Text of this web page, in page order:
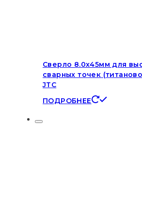
Сверло 8.0х45мм для
сварных точек
JTC
ПОДРОБНЕЕ